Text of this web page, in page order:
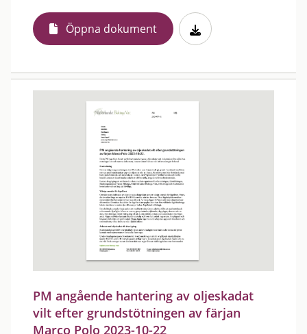
Öppna dokument
PM angående hantering av oljeskadat
vilt efter grundstötningen av färjan
Marco Polo 2023-10-22